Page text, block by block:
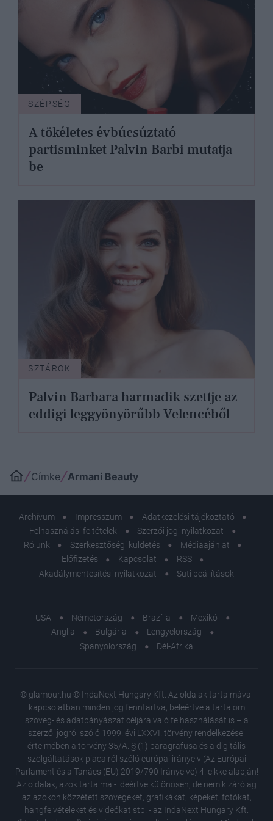
SZÉPSÉG
A tökéletes évbúcsúztató
partisminket Palvin Barbi mutatja
be
SZTÁROK
Palvin Barbara harmadik szettje az
eddigi leggyönyörűbb Velencéből
Címke Armani Beauty
Archívum Impresszum
Adatkezelési tájékoztató
Felhasználási feltételek
Szerzői jogi nyilatkozat
Rólunk
Szerkesztőségi küldetés
Médiaajánlat
Előfizetés
Kapcsolat
RSS
Akadálymentesítési nyilatkozat
Süti beállítások
USA Németország Brazília
Mexikó
Anglia
Bulgária
Lengyelország
Spanyolország
Dél-Afrika
© glamour.hu © IndaNext Hungary Kft. Az oldalak tartalmával
kapcsolatban minden jog fenntartva, beleértve a tartalom
szöveg- és adatbányászat céljára való felhasználását is – a
szerzői jogról szóló 1999. évi LXXVI. törvény rendelkezései
értelmében a törvény 35/A. § (1) paragrafusa és a digitális
szolgáltatások piacairól szóló európai irányelv (Az Európai
Parlament és a Tanács (EU) 2019/790 Irányelve) 4. cikke alapján!
Az oldalak, azok tartalma - ideértve különösen, de nem kizárólag
az azokon közzétett szövegeket, grafikákat, képeket, fotókat,
hangfelvételeket és videókat stb. - az IndaNext Hungary Kft.